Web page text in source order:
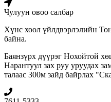
Чулуун овоо салбар
Хүнс хоол үйлдвэрлэлийн
байна.
Баянзүрх дүүрэг Нохойтой
Нарантуул зах руу уруудах
талаас 300м зайд байрлах